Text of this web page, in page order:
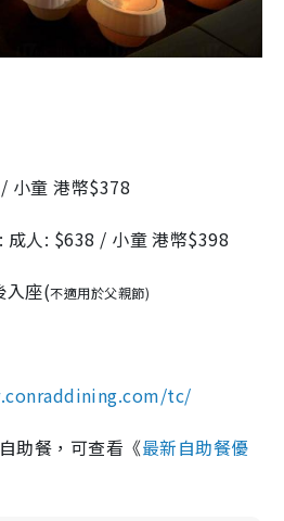
小童 港幣$378
成人: $638 / 小童 港幣$398
入座(不適用於父親節)
tc/
助餐，可查看《最新自助餐優